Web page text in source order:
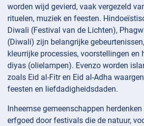
worden wijd gevierd, vaak vergezeld
rituelen, muziek en feesten.
Diwali (Festival van de Lichten),
(Diwali) zijn belangrijke
kleurrijke processies, voorstellingen en
diyas (olielampen). Evenzo worden
zoals Eid al-Fitr en Eid al-Adha
feesten en liefdadigheidsdaden.
Inheemse gemeenschappen
erfgoed door festivals die de natuur,